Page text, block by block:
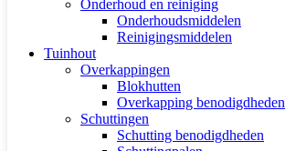
Onderhoud en reiniging
Onderhoudsmiddelen
Reinigingsmiddelen
Tuinhout
Overkappingen
Blokhutten
Overkapping benodigdheden
Schuttingen
Schutting benodigdheden